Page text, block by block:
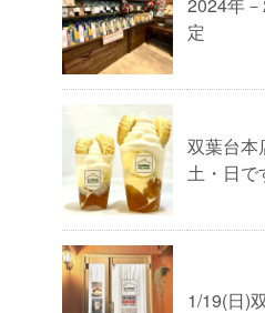
定
双葉台本
土・日で
1/19(日)